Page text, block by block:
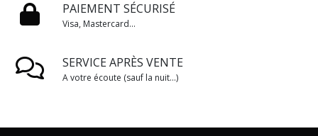
PAIEMENT SÉCURISÉ
Visa, Mastercard...
SERVICE APRÈS VENTE
A votre écoute (sauf la nuit...)